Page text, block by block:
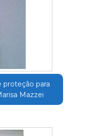
proteção para
Mazzei